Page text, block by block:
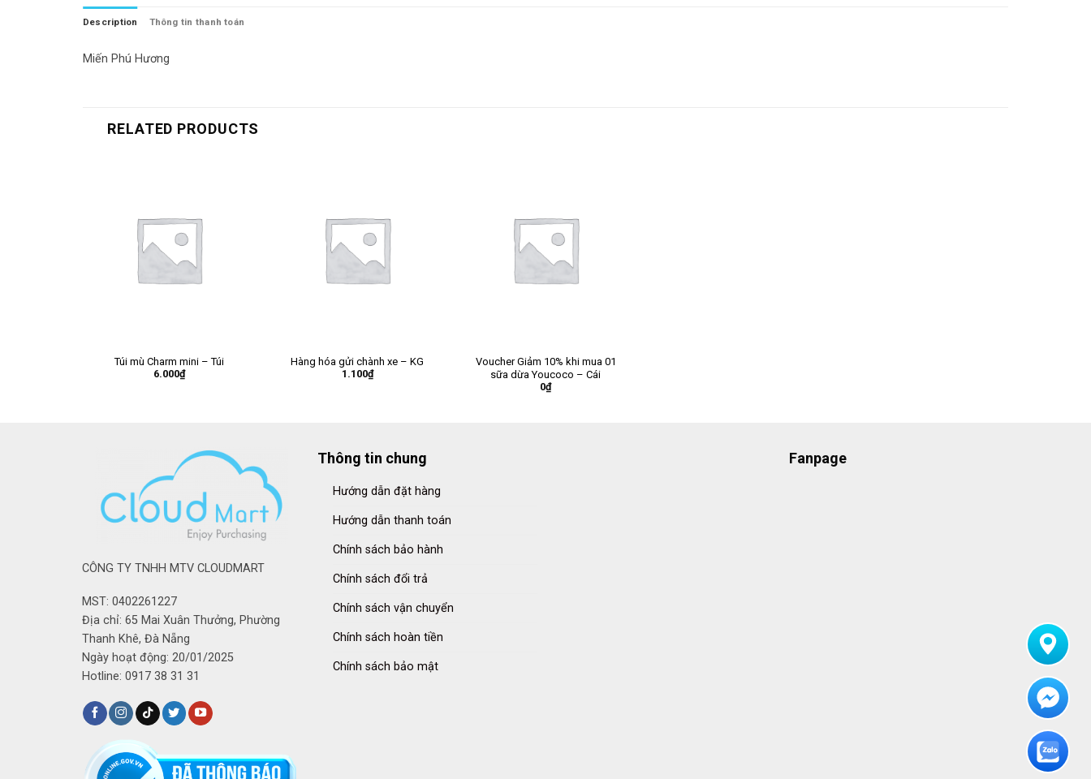
Description Thông tin thanh toán
Miến Phú Hương
RELATED PRODUCTS
Túi mù Charm mini – Túi
6.000₫
Hàng hóa gửi chành xe – KG
1.100₫
Voucher Giảm 10% khi mua 01
sữa dừa Youcoco – Cái
0₫
CÔNG TY TNHH MTV CLOUDMART
MST: 0402261227
Địa chỉ: 65 Mai Xuân Thưởng, Phường
Thanh Khê, Đà Nẵng
Ngày hoạt động: 20/01/2025
Hotline: 0917 38 31 31
Thông tin chung
Hướng dẫn đặt hàng
Hướng dẫn thanh toán
Chính sách bảo hành
Chính sách đổi trả
Chính sách vận chuyển
Chính sách hoàn tiền
Chính sách bảo mật
Fanpage